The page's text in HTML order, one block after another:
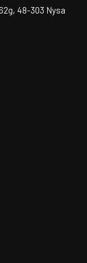
48-303 Nysa